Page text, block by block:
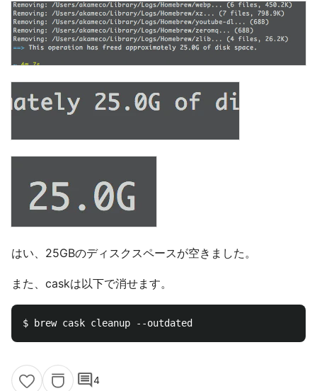
はい、25GBのディスクスペースが空きました。
また、caskは以下で消せます。
comment4